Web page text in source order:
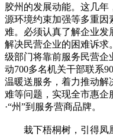
胶州的发展动能。这几年
源环境约束加强等多重因
难。必须认真了解企业发
解决民营企业的困难诉求
级部门将靠前服务民营企
动700多名机关干部联系
温暖送服务，着力推动解
难等问题，实现全市惠企
·“州”到服务营商品牌。
栽下梧桐树，引得凤